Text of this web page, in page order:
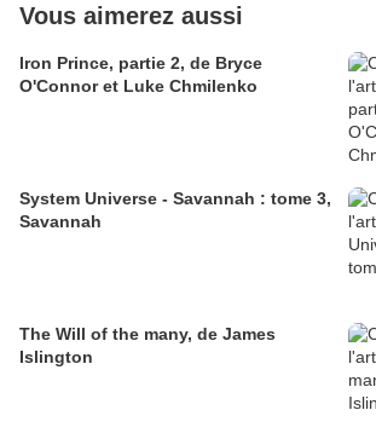
Vous aimerez aussi
Iron Prince, partie 2, de Bryce
O'Connor et Luke Chmilenko
System Universe - Savannah : tome 3,
Savannah
The Will of the many, de James
Islington